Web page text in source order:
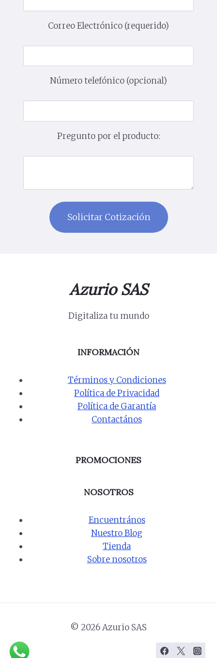
Correo Electrónico (requerido)
Número telefónico (opcional)
Pregunto por el producto:
Azurio SAS
Digitaliza tu mundo
INFORMACIÓN
Términos y Condiciones
Política de Privacidad
Política de Garantía
Contactános
PROMOCIONES
NOSOTROS
Encuentrános
Nuestro Blog
Tienda
Sobre nosotros
© 2026 Azurio SAS